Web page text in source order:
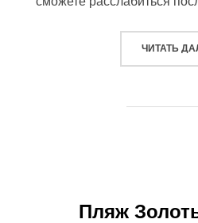
ЧИТАТЬ
Пляж